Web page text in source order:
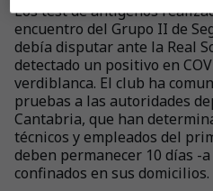
Los test de antígenos
encuentro del Grupo II de
debía disputar ante la Real
detectado un positivo en
verdiblanca. El club ha
pruebas a las autoridades
Cantabria, que han
técnicos y empleados del
deben permanecer 10 días -
confinados en sus domicilios.